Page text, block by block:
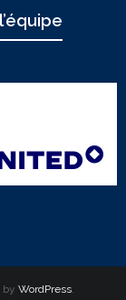
by WordPress.